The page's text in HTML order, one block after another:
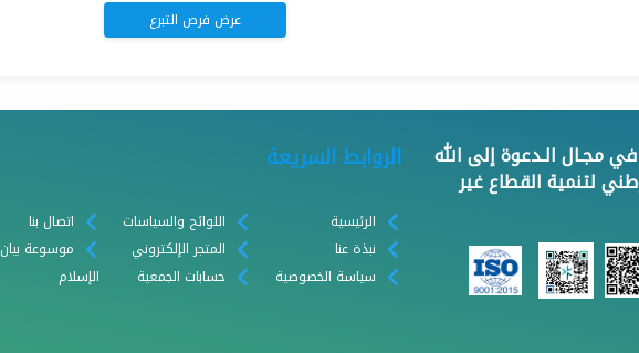
عرض فرص التبرع
مجـال الـدعوة إلى الله
لتنمية القطاع غير
الروابط السريعة
الرئيسية
نبذة عنا
سياسة الخصوصية
اللوائح والسياسات
المتجر الإلكتروني
حسابات الجمعية
اتصال بنا
موسوعة بيان
الإسلام